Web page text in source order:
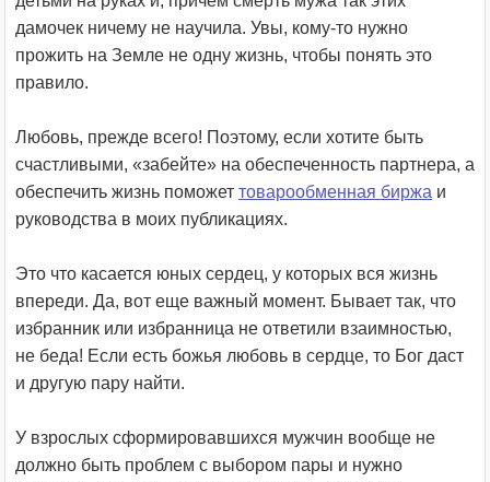
дамочек ничему не научила. Увы, кому-то нужно
прожить на Земле не одну жизнь, чтобы понять это
правило.
Любовь, прежде всего! Поэтому, если хотите быть
счастливыми, «забейте» на обеспеченность партнера, а
обеспечить жизнь поможет товарообменная биржа и
руководства в моих публикациях.
Это что касается юных сердец, у которых вся жизнь
впереди. Да, вот еще важный момент. Бывает так, что
избранник или избранница не ответили взаимностью,
не беда! Если есть божья любовь в сердце, то Бог даст
и другую пару найти.
У взрослых сформировавшихся мужчин вообще не
должно быть проблем с выбором пары и нужно